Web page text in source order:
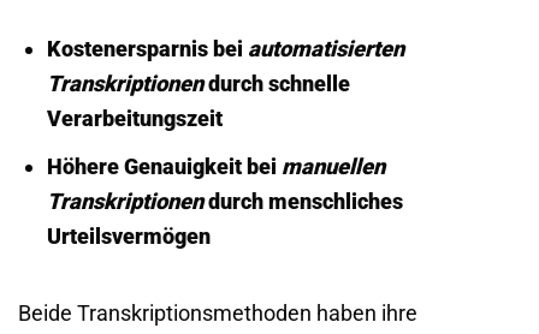
Kostenersparnis bei automatisierten
Transkriptionendurch schnelle
Verarbeitungszeit
Höhere Genauigkeit bei manuellen
Transkriptionendurch menschliches
Urteilsvermögen
Beide Transkriptionsmethoden haben ihre